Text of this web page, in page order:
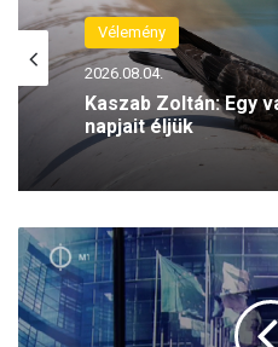
Vélemény
2026.08.08.
Ungváry Zsolt: A
terheli, akik a
Vélemény
2026.08.04.
Kaszab Zoltán: Egy
napjait éljük
s
z
e